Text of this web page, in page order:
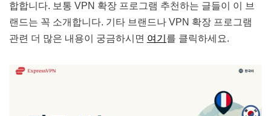
합합니다​​. 보통 VPN 확장 프로그램 추천하는 글들이 이 브
랜드는 꼭 소개합니다. 기타 브랜드나 VPN 확장 프로그램
관련 더 많은 내용이 궁금하시면 여기 를 클릭하세요.